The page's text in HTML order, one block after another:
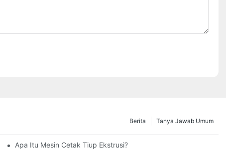
Tanya Jawab Umum
Berita
Apa Itu Mesin Cetak Tiup Ekstrusi?